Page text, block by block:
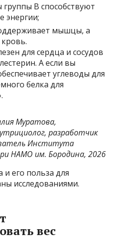
B способствуют
энергии;
мышцы, а
для сердца и сосудов
А если вы
углеводы для
белка для
Муратова,
разработчик
Института
НАМО им. Бородина, 2026
и его польза для
исследованиями.
вес